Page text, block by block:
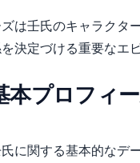
は壬氏のキャラクタ
決定づける重要なエ
本プロフィ
に関する基本的なデ